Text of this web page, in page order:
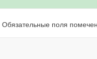
Обязательные поля